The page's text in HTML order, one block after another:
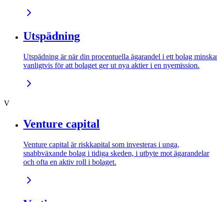
Utspädning
Utspädning är när din procentuella ägarandel i ett bolag
vanligtvis för att bolaget ger ut nya aktier i en nyemission.
V
Venture capital
Venture capital är riskkapital som investeras i unga,
snabbväxande bolag i tidiga skeden, i utbyte mot ägarandelar
och ofta en aktiv roll i bolaget.